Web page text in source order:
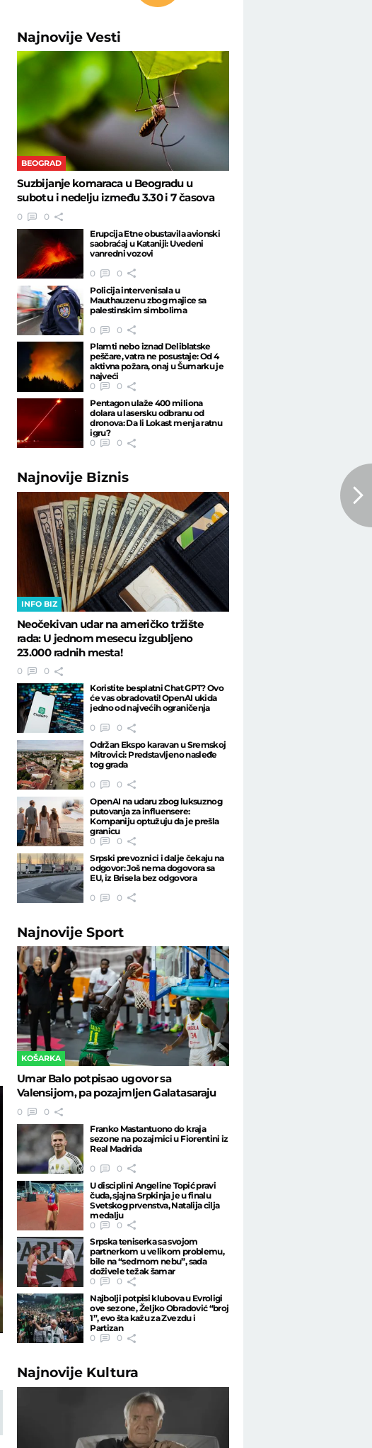
NajnovijeVesti
BEOGRAD
Suzbijanje komaraca u Beogradu u
subotu i nedelju između 3.30 i 7 časova
0
0
Erupcija Etne obustavila avionski
saobraćaj u Kataniji: Uvedeni
vanredni vozovi
0
0
Policija intervenisala u
Mauthauzenu zbog majice sa
palestinskim simbolima
0
0
Plamti nebo iznad Deliblatske
peščare, vatra ne posustaje: Od 4
aktivna požara, onaj u Šumarku je
najveći
0
0
Pentagon ulaže 400 miliona
dolara u lasersku odbranu od
dronova: Da li Lokast menja ratnu
igru?
0
0
Najnovije Biznis
INFO BIZ
Neočekivan udar na američko tržište
rada: U jednom mesecu izgubljeno
23.000 radnih mesta!
0
0
Koristite besplatni Chat GPT? Ovo
će vas obradovati! OpenAI ukida
jedno od najvećih ograničenja
0
0
Održan Ekspo karavan u Sremskoj
Mitrovici: Predstavljeno nasleđe
tog grada
0
0
OpenAI na udaru zbog luksuznog
putovanja za influensere:
Kompaniju optužuju da je prešla
granicu
0
0
Srpski prevoznici i dalje čekaju na
odgovor: Još nema dogovora sa
EU, iz Brisela bez odgovora
0
0
NajnovijeSport
KOŠARKA
Umar Balo potpisao ugovor sa
Valensijom, pa pozajmljen Galatasaraju
0
0
Franko Mastantuono do kraja
sezone na pozajmici u Fiorentini iz
Real Madrida
0
0
U disciplini Angeline Topić pravi
čuda, sjajna Srpkinja je u finalu
Svetskog prvenstva, Natalija cilja
medalju
0
0
Srpska teniserka sa svojom
partnerkom u velikom problemu,
bile na “sedmom nebu”, sada
doživele težak šamar
0
0
Najbolji potpisi klubova u Evroligi
ove sezone, Željko Obradović “broj
1”, evo šta kažu za Zvezdu i
Partizan
0
0
Najnovije Kultura